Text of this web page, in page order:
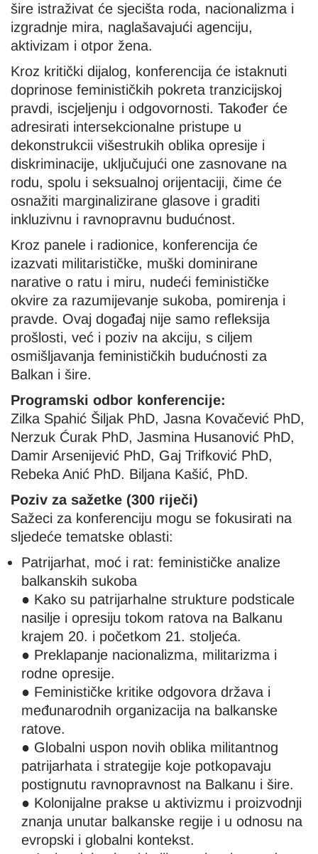
šire istraživat će sjecišta roda, nacionalizma i
izgradnje mira, naglašavajući agenciju,
aktivizam i otpor žena.
Kroz kritički dijalog, konferencija će istaknuti
doprinose feminističkih pokreta tranzicijskoj
pravdi, iscjeljenju i odgovornosti. Također će
adresirati intersekcionalne pristupe u
dekonstrukcii višestrukih oblika opresije i
diskriminacije, uključujući one zasnovane na
rodu, spolu i seksualnoj orijentaciji, čime će
osnažiti marginalizirane glasove i graditi
inkluzivnu i ravnopravnu budućnost.
Kroz panele i radionice, konferencija će
izazvati militarističke, muški dominirane
narative o ratu i miru, nudeći feminističke
okvire za razumijevanje sukoba, pomirenja i
pravde. Ovaj događaj nije samo refleksija
prošlosti, već i poziv na akciju, s ciljem
osmišljavanja feminističkih budućnosti za
Balkan i šire.
Programski odbor konferencije:
Zilka Spahić Šiljak PhD, Jasna Kovačević PhD,
Nerzuk Ćurak PhD, Jasmina Husanović PhD,
Damir Arsenijević PhD, Gaj Trifković PhD,
Rebeka Anić PhD. Biljana Kašić, PhD.
Poziv za sažetke (300 riječi)
Sažeci za konferenciju mogu se fokusirati na
sljedeće tematske oblasti:
Patrijarhat, moć i rat: feminističke analize
balkanskih sukoba
● Kako su patrijarhalne strukture podsticale
nasilje i opresiju tokom ratova na Balkanu
krajem 20. i početkom 21. stoljeća.
● Preklapanje nacionalizma, militarizma i
rodne opresije.
● Feminističke kritike odgovora država i
međunarodnih organizacija na balkanske
ratove.
● Globalni uspon novih oblika militantnog
patrijarhata i strategije koje potkopavaju
postignutu ravnopravnost na Balkanu i šire.
● Kolonijalne prakse u aktivizmu i proizvodnji
znanja unutar balkanske regije i u odnosu na
evropski i globalni kontekst.